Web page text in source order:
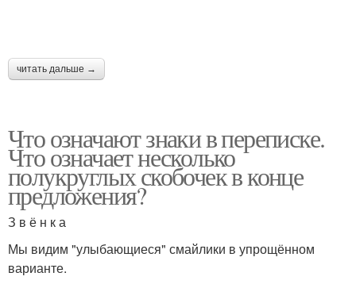
читать дальше →
Что означают знаки в переписке.
Что означает несколько
полукруглых скобочек в конце
предложения?
З в ё н к а
Мы видим "улыбающиеся" смайлики в упрощённом
варианте.